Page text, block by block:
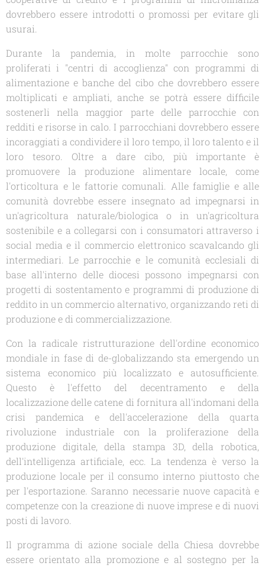
dovrebbero essere introdotti o promossi per evitare gli
usurai.
Durante la pandemia, in molte parrocchie sono
proliferati i "centri di accoglienza" con programmi di
alimentazione e banche del cibo che dovrebbero essere
moltiplicati e ampliati, anche se potrà essere difficile
sostenerli nella maggior parte delle parrocchie con
redditi e risorse in calo. I parrocchiani dovrebbero essere
incoraggiati a condividere il loro tempo, il loro talento e il
loro tesoro. Oltre a dare cibo, più importante è
promuovere la produzione alimentare locale, come
l'orticoltura e le fattorie comunali. Alle famiglie e alle
comunità dovrebbe essere insegnato ad impegnarsi in
un'agricoltura naturale/biologica o in un'agricoltura
sostenibile e a collegarsi con i consumatori attraverso i
social media e il commercio elettronico scavalcando gli
intermediari. Le parrocchie e le comunità ecclesiali di
base all'interno delle diocesi possono impegnarsi con
progetti di sostentamento e programmi di produzione di
reddito in un commercio alternativo, organizzando reti di
produzione e di commercializzazione.
Con la radicale ristrutturazione dell'ordine economico
mondiale in fase di de-globalizzando sta emergendo un
sistema economico più localizzato e autosufficiente.
Questo è l'effetto del decentramento e della
localizzazione delle catene di fornitura all'indomani della
crisi pandemica e dell'accelerazione della quarta
rivoluzione industriale con la proliferazione della
produzione digitale, della stampa 3D, della robotica,
dell'intelligenza artificiale, ecc. La tendenza è verso la
produzione locale per il consumo interno piuttosto che
per l'esportazione. Saranno necessarie nuove capacità e
competenze con la creazione di nuove imprese e di nuovi
posti di lavoro.
Il programma di azione sociale della Chiesa dovrebbe
essere orientato alla promozione e al sostegno per la